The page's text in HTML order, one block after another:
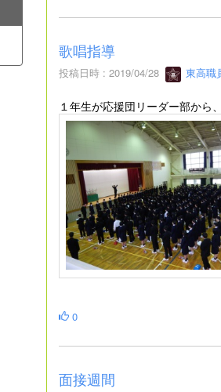
歌唱指導
投稿日時 : 2019/04/28 東高職
１年生が応援団リーダー部から
0
面接週間